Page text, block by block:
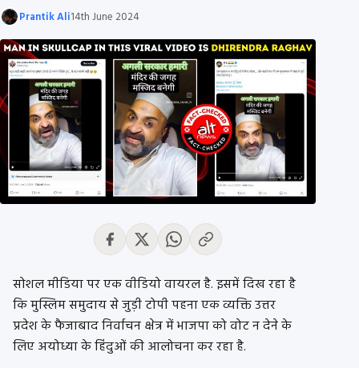
Prantik Ali14th June 2024
सोशल मीडिया पर एक वीडियो वायरल है. इसमें दिख रहा है
कि मुस्लिम समुदाय से जुड़ी टोपी पहना एक व्यक्ति उत्तर
प्रदेश के फैजाबाद निर्वाचन क्षेत्र में भाजपा को वोट न देने के
लिए अयोध्या के हिंदुओं की आलोचना कर रहा है.